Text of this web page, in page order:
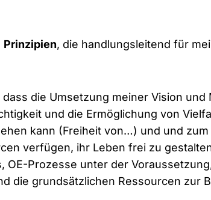
Prinzipien, die handlungsleitend für
die Umsetzung meiner Vision
und die Ermöglichung von
kann (Freiheit von…) und und
verfügen, ihr Leben frei zu
OE-Prozesse unter der
die grundsätzlichen Ressourcen zur